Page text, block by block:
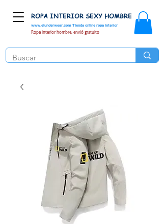
www.elunderwear.com Tienda online ropa interior
ROPA INTERIOR SEXY HOMBRE
Ropa interior hombre, envió gratuito